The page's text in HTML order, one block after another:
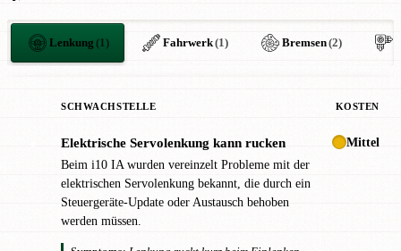
Lenkung (1) Fahrwerk(1) Bremsen(2)
SCHWACHSTELLE KOSTEN
Elektrische Servolenkung kann rucken
Beim i10 IA wurden vereinzelt Probleme mit der
elektrischen Servolenkung bekannt, die durch ein
Steuergeräte-Update oder Austausch behoben
werden müssen.
Mittel